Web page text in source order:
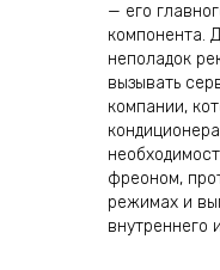
— его
компонента.
неполадок
вызывать
компании,
фреоном,
режимах и
внутреннего